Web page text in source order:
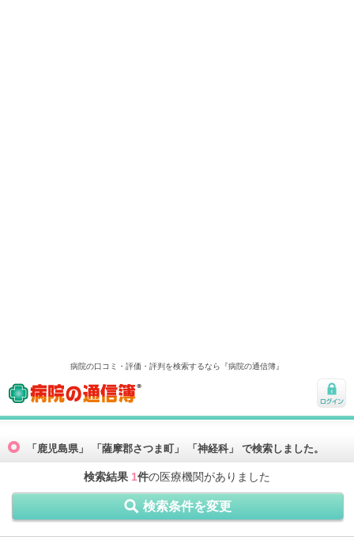
病院の口コミ・評価・評判を検索するなら『病院の通信簿』
病院の通信簿
ログ
「鹿児島県」 「薩摩郡さつま町」 「神経科」 で検索しました。
検索結果 1件の医療機関がありました
検索条件を変更